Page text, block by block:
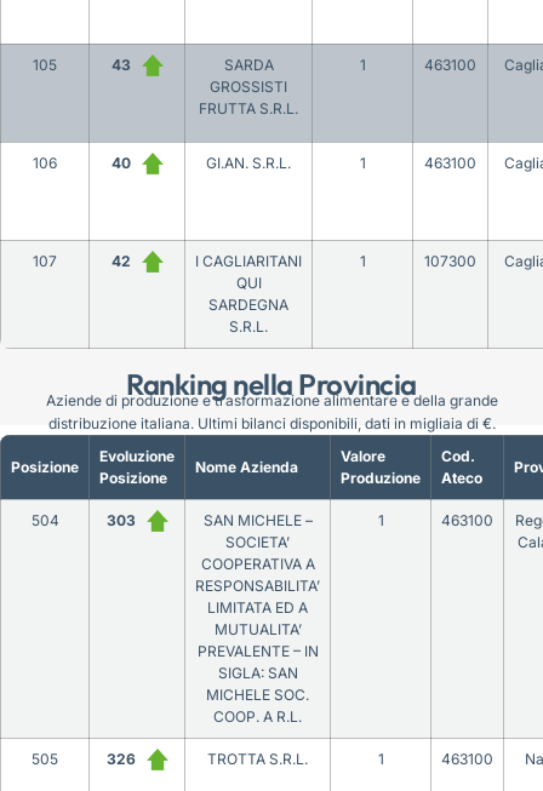
Ranking nella Provincia
105 43
SARDA
GROSSISTI
FRUTTA S.R.L.
1 463100
106 40 GI.AN. S.R.L. 1 463100
107 42
I CAGLIARITANI
QUI
SARDEGNA
S.R.L.
1 107300
Posizione
Evoluzione
Posizione
Nome Azienda
Valore
Produzione
Cod.
Ateco
504 303
SAN MICHELE –
SOCIETA’
COOPERATIVA A
RESPONSABILITA’
LIMITATA ED A
MUTUALITA’
PREVALENTE – IN
SIGLA: SAN
MICHELE SOC.
COOP. A R.L.
1 463100
505 326 TROTTA S.R.L. 1 463100
Aziende di produzione e trasformazione alimentare e della grande
distribuzione italiana. Ultimi bilanci disponibili, dati in migliaia di €.